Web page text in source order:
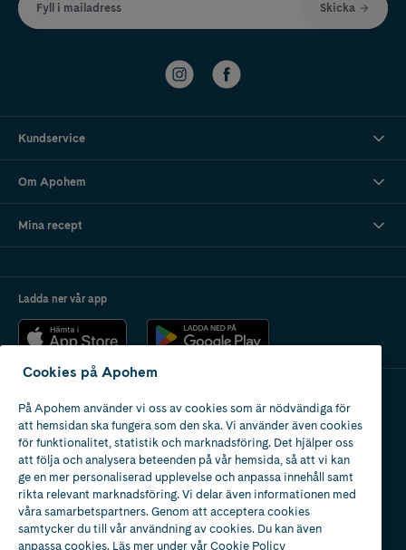
Fyll i mailadress Skicka
Kundservice
Om Apohem
Mina recept
Ladda ner vår app
Apotek med tillstånd
av Läkemedelsverket
Cookies på Apohem
På Apohem använder vi oss av cookies som är nödvändiga för
att hemsidan ska fungera som den ska. Vi använder även cookies
för funktionalitet, statistik och marknadsföring. Det hjälper oss
att följa och analysera beteenden på vår hemsida, så att vi kan
ge en mer personaliserad upplevelse och anpassa innehåll samt
rikta relevant marknadsföring. Vi delar även informationen med
våra samarbetspartners. Genom att acceptera cookies
samtycker du till vår användning av cookies. Du kan även
anpassa cookies. Läs mer under vårCookie Policy